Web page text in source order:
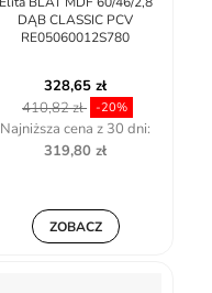
DĄB CLASSIC PCV
RE05060012S780
328,65 zł
410,82 zł -20%
Najniższa cena z 30 dni:
319,80 zł
ZOBACZ